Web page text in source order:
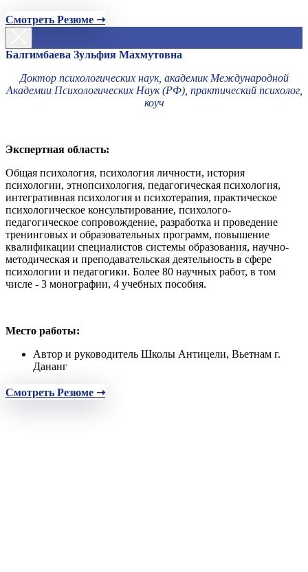
Смотреть Резюме ➝
Балгимбаева Зульфия Махмутовна
Доктор психологических наук, академик Международной
Академии Психологических Наук (РФ), практический психолог,
коуч
Экспертная область:
Общая психология, психология личности, история
психологии, этнопсихология, педагогическая психология,
интегративная психология и психотерапия, практическое
психологическое консультирование, психолого-
педагогическое сопровождение, разработка и проведение
тренинговых и образовательных программ, повышение
квалификации специалистов системы образования, научно-
методическая и преподавательская деятельность в сфере
психологии и педагогики. Более 80 научных работ, в том
числе - 3 монографии, 4 учебных пособия.
Место работы:
Автор и руководитель Школы Антицели, Вьетнам г.
Дананг
Смотреть Резюме ➝